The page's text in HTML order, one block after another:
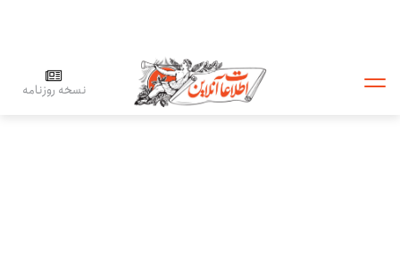
نسخه روزنامه